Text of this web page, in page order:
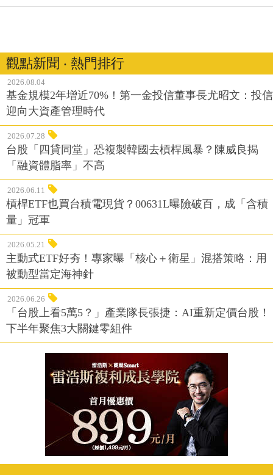
觀點新聞 ‧ 熱門排行
2026.08.04
基金規模2年增近70%！第一金投信董事長尤昭文：投信
迎向大資產管理時代
2026.07.28
台股「四貸同堂」恐複製韓國去槓桿風暴？陳威良揭
「融資體脂率」不高
2026.06.11
槓桿ETF也買台積電現貨？00631L曝險破百，成「含積
量」冠軍
2026.05.21
主動式ETF好夯！專家曝「核心＋衛星」混搭策略：用
被動型當定海神針
2026.06.26
「台股上看5萬5？」產業隊長張捷：AI重新定價台股！
下半年聚焦3大關鍵零組件